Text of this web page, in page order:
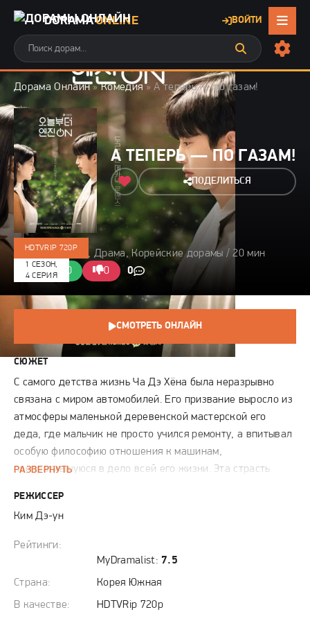
DORAMAONLINE ВОЙТИ
Дорама Онлайн»Комедия» А теперь — по газам!
А ТЕПЕРЬ — ПО ГАЗАМ!
ПОДЕЛИТЬСЯ
2021 / Комедия, Драма, Корейские дорамы / 20 мин
0/10
0 0 0
HDTVRIP 720P
1 СЕЗОН,
4 СЕРИЯ
СМОТРЕТЬ ОНЛАЙН
СЮЖЕТ
С самого детства жизнь Ча Дэ Хёна была неразрывно
связана с миром автомобилей. Его призвание выросло из
атмосферы маленькой деревенской мастерской его
деда, где мальчик не просто учился ремонту, а впитывал
особую философию отношения к машинам,
превратившуюся в дело всей его жизни. Эта страсть
менеджер их общего автосервиса. За её обаятельной и
профессиональной внешностью Дэ Хён с первого дня
разглядел глубокую душевную рану, невидимую для
сдерживались застенчивостью, опасающейся разрушить
хрупкий баланс их рабочих отношений. Однако,
РАЗВЕРНУТЬ
РЕЖИССЕР
Ким Дэ-ун
Рейтинги:
MyDramalist: 7.5
Страна:
Корея Южная
В качестве:
HDTVRip 720p